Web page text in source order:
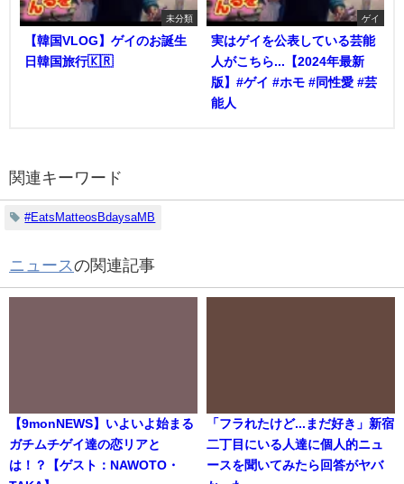
未分類
【韓国VLOG】ゲイのお誕生
日韓国旅行🇰🇷
ゲイ
実はゲイを公表している芸能
人がこちら...【2024年最新
版】#ゲイ #ホモ #同性愛 #芸
能人
関連キーワード
#EatsMatteosBdaysaMB
ニュースの関連記事
【9monNEWS】いよいよ始まる
ガチムチゲイ達の恋リアと
は！？【ゲスト：NAWOTO・
「フラれたけど...まだ好き」新宿
二丁目にいる人達に個人的ニュ
ースを聞いてみたら回答がヤバ